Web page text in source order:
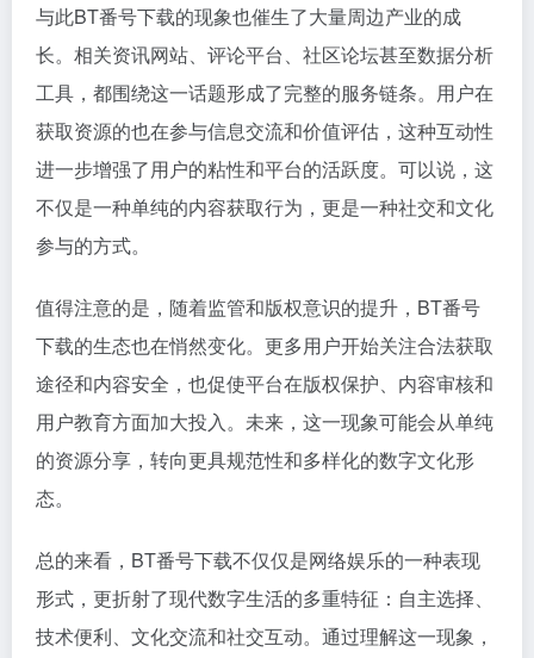
与此BT番号下载的现象也催生了大量周边产业的成
长。相关资讯网站、评论平台、社区论坛甚至数据分析
工具，都围绕这一话题形成了完整的服务链条。用户在
获取资源的也在参与信息交流和价值评估，这种互动性
进一步增强了用户的粘性和平台的活跃度。可以说，这
不仅是一种单纯的内容获取行为，更是一种社交和文化
参与的方式。
值得注意的是，随着监管和版权意识的提升，BT番号
下载的生态也在悄然变化。更多用户开始关注合法获取
途径和内容安全，也促使平台在版权保护、内容审核和
用户教育方面加大投入。未来，这一现象可能会从单纯
的资源分享，转向更具规范性和多样化的数字文化形
态。
总的来看，BT番号下载不仅仅是网络娱乐的一种表现
形式，更折射了现代数字生活的多重特征：自主选择、
技术便利、文化交流和社交互动。通过理解这一现象，